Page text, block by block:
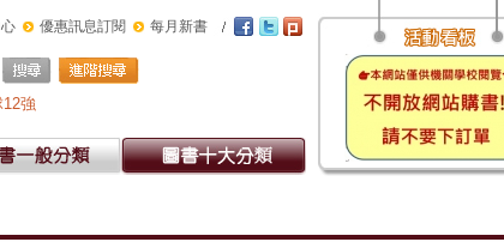
優惠訊息訂閱 每月新書
強